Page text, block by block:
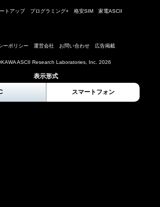
トアップ プログラミング+ 格安SIM 家電ASCII
ーポリシー 運営会社 お問い合わせ 広告掲載
ASCII Research Laboratories, Inc. 2026
表示形式
スマートフォン